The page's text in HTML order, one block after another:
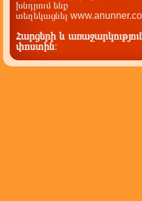
խնդրում ենք
տեղեկացնել
Հարցերի և
փոստին: